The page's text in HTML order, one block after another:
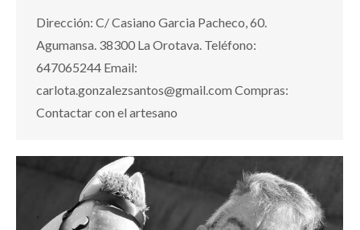
Dirección: C/ Casiano Garcia Pacheco, 60.
Agumansa. 38300 La Orotava. Teléfono:
647065244 Email:
carlota.gonzalezsantos@gmail.com Compras:
Contactar con el artesano